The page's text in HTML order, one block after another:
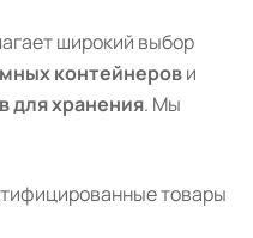
широкий выбор
контейнерови
для хранения. Мы
товары